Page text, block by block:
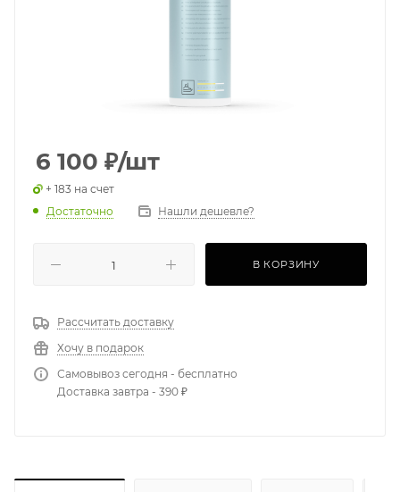
6 100 ₽/шт
+ 183 на счет
Достаточно
Нашли дешевле?
В КОРЗИНУ
Рассчитать доставку
Хочу в подарок
Самовывоз сегодня - бесплатно
Доставка завтра - 390 ₽